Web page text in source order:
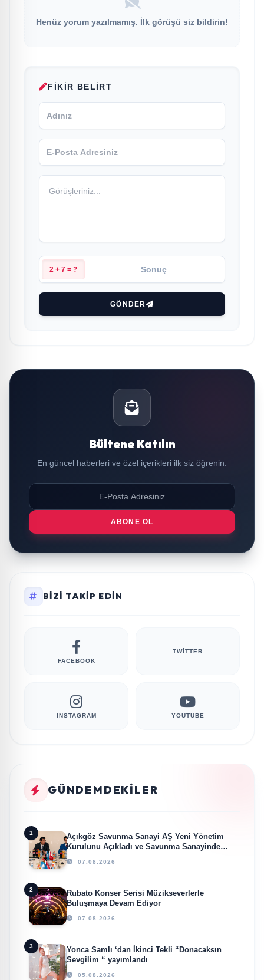
Henüz yorum yazılmamış. İlk görüşü siz bildirin!
FIKIR BELIRT
2 + 7 = ?
GÖNDER
Bültene Katılın
En güncel haberleri ve özel içerikleri ilk siz öğrenin.
ABONE OL
BIZI TAKIP EDIN
FACEBOOK
TWITTER
INSTAGRAM YOUTUBE
GÜNDEMDEKILER
1
Açıkgöz Savunma Sanayi AŞ Yeni Yönetim
Kurulunu Açıkladı ve Savunma Sanayinde
07.08.2026
2
Rubato Konser Serisi Müzikseverlerle
Buluşmaya Devam Ediyor
07.08.2026
3
Yonca Samlı ‘dan İkinci Tekli “Donacaksın
Sevgilim “ yayımlandı
05.08.2026